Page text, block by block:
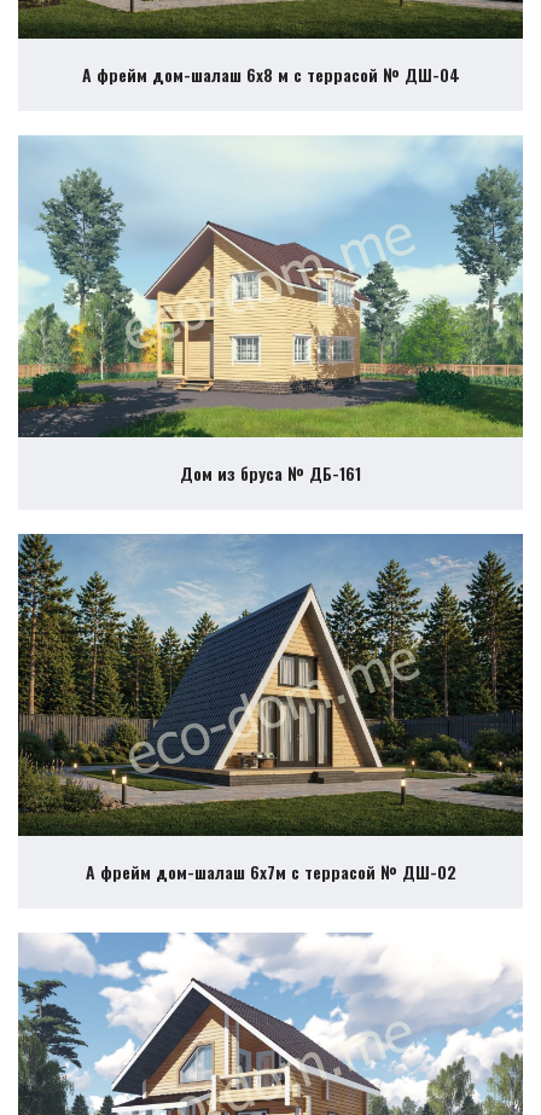
А фрейм дом-шалаш 6х8 м с террасой № ДШ-04
Дом из бруса № ДБ-161
А фрейм дом-шалаш 6х7м с террасой № ДШ-02